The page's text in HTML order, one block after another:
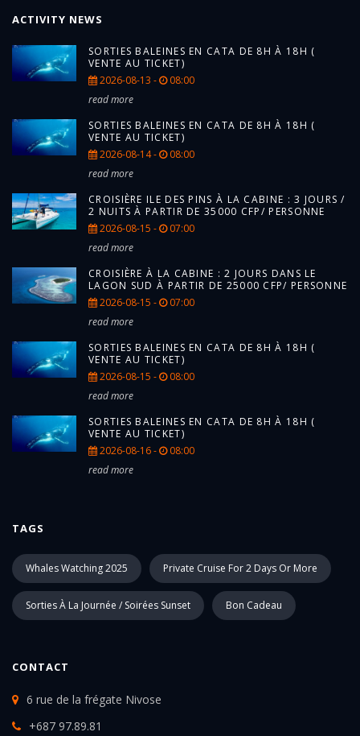
ACTIVITY NEWS
SORTIES BALEINES EN CATA DE 8H À 18H (
VENTE AU TICKET)
2026-08-13 -
08:00
read more
SORTIES BALEINES EN CATA DE 8H À 18H (
VENTE AU TICKET)
2026-08-14 -
08:00
read more
CROISIÈRE ILE DES PINS À LA CABINE : 3 JOURS /
2 NUITS À PARTIR DE 35000 CFP/ PERSONNE
2026-08-15 -
07:00
read more
CROISIÈRE À LA CABINE : 2 JOURS DANS LE
LAGON SUD À PARTIR DE 25000 CFP/ PERSONNE
2026-08-15 -
07:00
read more
SORTIES BALEINES EN CATA DE 8H À 18H (
VENTE AU TICKET)
2026-08-15 -
08:00
read more
SORTIES BALEINES EN CATA DE 8H À 18H (
VENTE AU TICKET)
2026-08-16 -
08:00
read more
TAGS
Whales Watching 2025 Private Cruise For 2 Days Or More
Sorties À La Journée / Soirées Sunset Bon Cadeau
CONTACT
6 rue de la frégate Nivose
+687 97.89.81